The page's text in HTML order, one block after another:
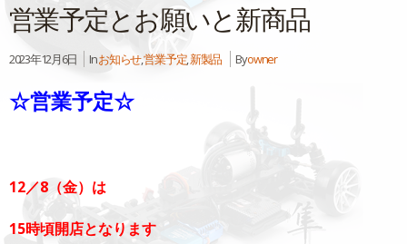
営業予定とお願いと新商品
2023年12月6日 Inお知らせ,営業予定,新製品 Byowner
☆営業予定☆
12／8（金）は
15時頃開店となります